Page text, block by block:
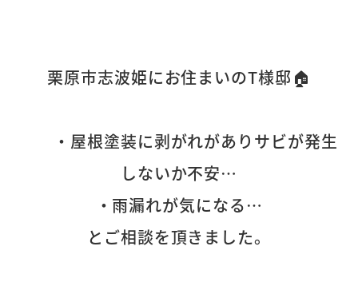
栗原市志波姫にお住まいのT様邸🏠
・屋根塗装に剥がれがありサビが発生
しないか不安…
・雨漏れが気になる…
とご相談を頂きました。